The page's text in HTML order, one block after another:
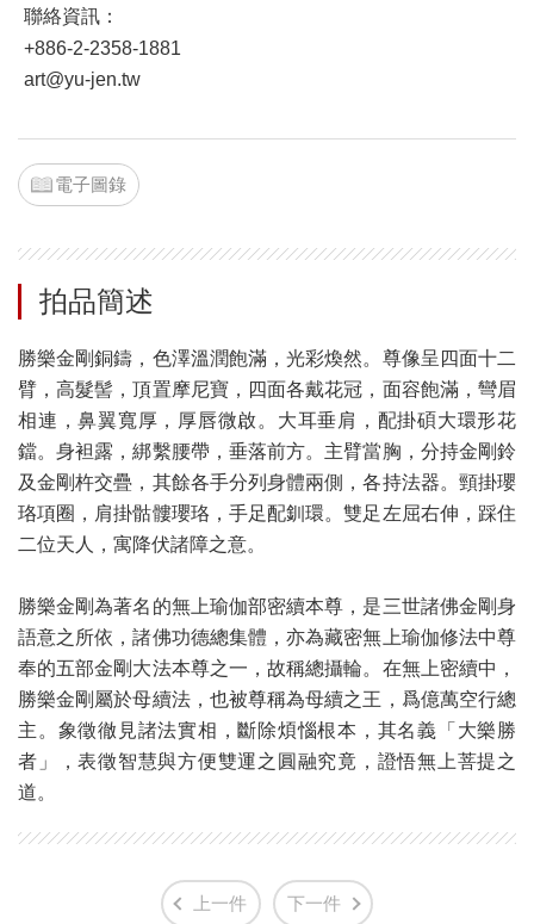
聯絡資訊：
+886-2-2358-1881
art@yu-jen.tw
電子圖錄
拍品簡述
勝樂金剛銅鑄，色澤溫潤飽滿，光彩煥然。尊像呈四面十二
臂，高髮髻，頂置摩尼寶，四面各戴花冠，面容飽滿，彎眉
相連，鼻翼寬厚，厚唇微啟。大耳垂肩，配掛碩大環形花
鐺。身袒露，綁繫腰帶，垂落前方。主臂當胸，分持金剛鈴
及金剛杵交疊，其餘各手分列身體兩側，各持法器。頸掛瓔
珞項圈，肩掛骷髏瓔珞，手足配釧環。雙足左屈右伸，踩住
二位天人，寓降伏諸障之意。
勝樂金剛為著名的無上瑜伽部密續本尊，是三世諸佛金剛身
語意之所依，諸佛功德總集體，亦為藏密無上瑜伽修法中尊
奉的五部金剛大法本尊之一，故稱總攝輪。在無上密續中，
勝樂金剛屬於母續法，也被尊稱為母續之王，爲億萬空行總
主。象徵徹見諸法實相，斷除煩惱根本，其名義「大樂勝
者」，表徵智慧與方便雙運之圓融究竟，證悟無上菩提之
道。
上一件 下一件